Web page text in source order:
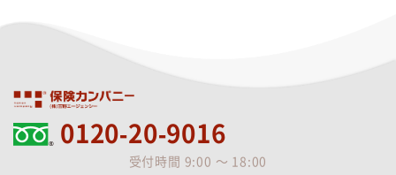
0120-20-9016
受付時間 9:00 ～ 18:00